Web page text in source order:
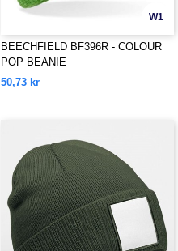
W1
BEECHFIELD BF396R - COLOUR
POP BEANIE
50,73 kr